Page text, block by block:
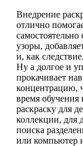
Внедрение
отлично
узоры,
и, как
Ну а долгое и
прокачивает
концентрацию,
время
раскраску для
коллекции, для
поиска
или компьютер